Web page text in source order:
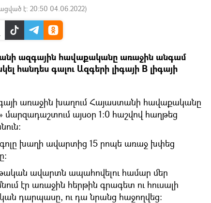
է: 20:50 04.06.2022)
ազգային հավաքականը առաջին անգամ
հանդես գալու Ազգերի լիգայի B լիգայի
առաջին խաղում Հայաստանի հավաքականը
այսօր 1։0 հաշվով հաղթեց
խաղի ավարտից 15 րոպե առաջ խփեց
ավարտն ապահովելու համար մեր
էր առաջին հերթին գրագետ ու հուսալի
դարպասը, ու դա նրանց հաջողվեց։